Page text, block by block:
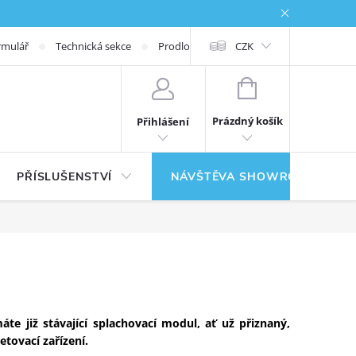
Technická sekce Prodloužená záruka
CZK
Přihlášení
NÁKUPNÍ KOŠÍK
Prázdný košík
PŘÍSLUŠENSTVÍ NÁVŠTĚVA SHOWROOMU
již stávající splachovací modul, ať už přiznaný,
zařízení.